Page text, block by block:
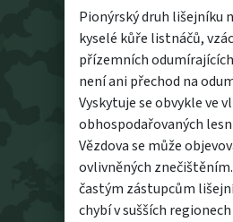
Pionýrský druh lišejníku
kyselé kůře listnáčů,
přízemních
není ani přechod na
Vyskytuje se obvykle ve
obhospodařovaných
Vězdova se může
ovlivněných
častým zástupcům
chybí v sušších